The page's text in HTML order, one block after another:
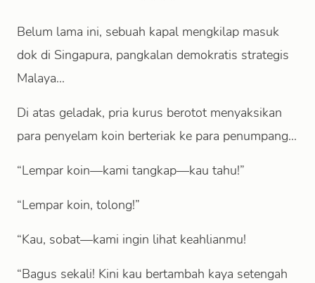
Belum lama ini, sebuah kapal mengkilap masuk
dok di Singapura, pangkalan demokratis strategis
Malaya...
Di atas geladak, pria kurus berotot menyaksikan
para penyelam koin berteriak ke para penumpang...
“Lempar koin—kami tangkap—kau tahu!”
“Lempar koin, tolong!”
“Kau, sobat—kami ingin lihat keahlianmu!
“Bagus sekali! Kini kau bertambah kaya setengah